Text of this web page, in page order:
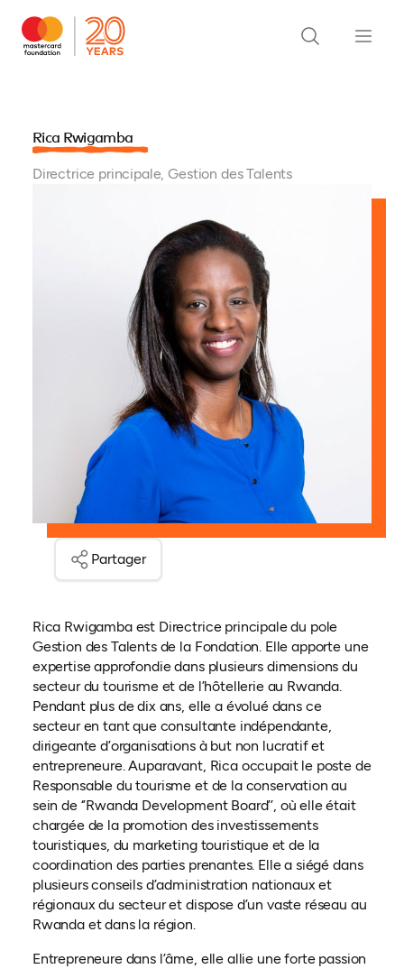
Rica Rwigamba
Directrice principale, Gestion des Talents
Partager
Rica Rwigamba est Directrice principale du pole
Gestion des Talents de la Fondation. Elle apporte une
expertise approfondie dans plusieurs dimensions du
secteur du tourisme et de l’hôtellerie au Rwanda.
Pendant plus de dix ans, elle a évolué dans ce
secteur en tant que consultante indépendante,
dirigeante d’organisations à but non lucratif et
entrepreneure. Auparavant, Rica occupait le poste de
Responsable du tourisme et de la conservation au
sein de ‘’Rwanda Development Board’’, où elle était
chargée de la promotion des investissements
touristiques, du marketing touristique et de la
coordination des parties prenantes. Elle a siégé dans
plusieurs conseils d’administration nationaux et
régionaux du secteur et dispose d’un vaste réseau au
Rwanda et dans la région.
Entrepreneure dans l’âme, elle allie une forte passion